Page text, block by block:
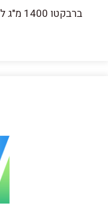
ברבקטו 1400 מ"ג לכלב 40-56 ק"ג (1 טבליה לעיסה)